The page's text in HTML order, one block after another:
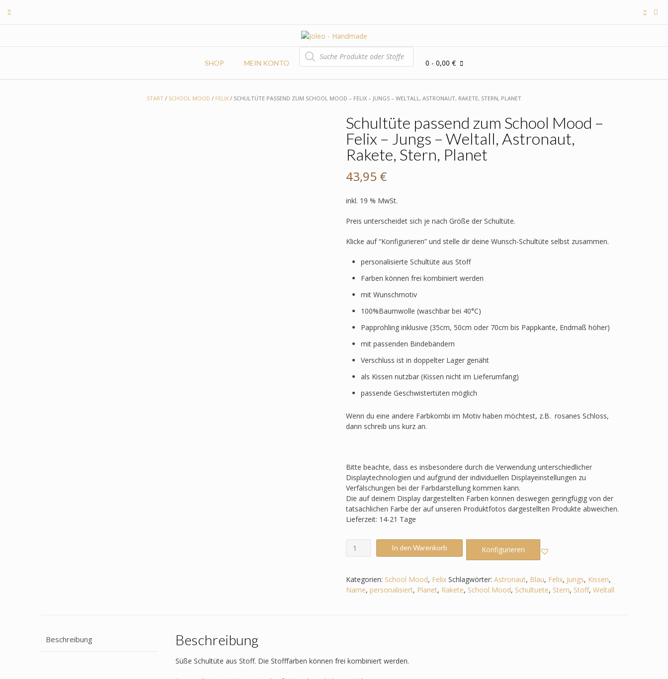
SHOP MEIN KONTO
PRODUCTS
SEARCH
0 - 0,00 €
START / SCHOOL MOOD / FELIX / SCHULTÜTE PASSEND ZUM SCHOOL MOOD – FELIX – JUNGS – WELTALL, ASTRONAUT, RAKETE, STERN, PLANET
Schultüte passend zum School Mood –
Felix – Jungs – Weltall, Astronaut,
Rakete, Stern, Planet
43,95 €
inkl. 19 % MwSt.
Preis unterscheidet sich je nach Größe der Schultüte.
Klicke auf “Konfigurieren” und stelle dir deine Wunsch-Schultüte selbst zusammen.
personalisierte Schultüte aus Stoff
Farben können frei kombiniert werden
mit Wunschmotiv
100%Baumwolle (waschbar bei 40°C)
Papprohling inklusive (35cm, 50cm oder 70cm bis Pappkante, Endmaß höher)
mit passenden Bindebändern
Verschluss ist in doppelter Lager genäht
als Kissen nutzbar (Kissen nicht im Lieferumfang)
passende Geschwistertüten möglich
Wenn du eine andere Farbkombi im Motiv haben möchtest, z.B. rosanes Schloss,
dann schreib uns kurz an.
Bitte beachte, dass es insbesondere durch die Verwendung unterschiedlicher
Displaytechnologien und aufgrund der individuellen Displayeinstellungen zu
Verfälschungen bei der Farbdarstellung kommen kann.
Die auf deinem Display dargestellten Farben können deswegen geringfügig von der
tatsächlichen Farbe der auf unseren Produktfotos dargestellten Produkte abweichen.
Lieferzeit: 14-21 Tage
Schultüte
School
Mood
Astronaut,
In den Warenkorb Konfigurieren
Kategorien: School Mood, Felix Schlagwörter: Astronaut, Blau, Felix, Jungs, Kissen,
Name, personalisiert, Planet, Rakete, School Mood, Schultuete, Stern, Stoff, Weltall
Beschreibung Beschreibung
Süße Schultüte aus Stoff. Die Stofffarben können frei kombiniert werden.